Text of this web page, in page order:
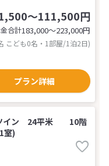
～111,500円
合計183,000〜223,000円
こども0名・1部屋/1泊2日)
プラン詳細
ツイン 24平米 10階
室)